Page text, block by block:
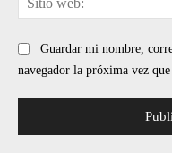
Guardar mi nombre,
navegador la próxima vez que